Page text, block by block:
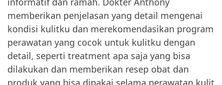
memberikan penjelasan yang detail mengenai
kondisi kulitku dan merekomendasikan program
perawatan yang cocok untuk kulitku dengan
detail, seperti treatment apa saja yang bisa
dilakukan dan memberikan resep obat dan
produk yang bisa dipakai selama perawatan kulit